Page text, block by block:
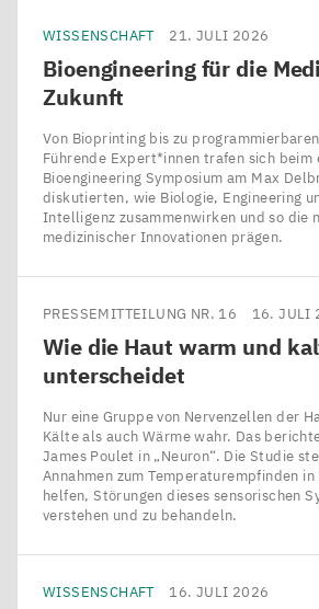
WISSENSCHAFT 21. JULI 2026
Bioengineering für die
Zukunft
Von Bioprinting bis zu
Führende Expert*innen trafen sich beim
Bioengineering Symposium am Max
diskutierten, wie Biologie, Engineering
Intelligenz zusammenwirken und so die
medizinischer Innovationen prägen.
PRESSEMITTEILUNG NR. 16 16. JULI
Wie die Haut warm und
unterscheidet
Nur eine Gruppe von Nervenzellen der
Kälte als auch Wärme wahr. Das
James Poulet in ​„Neuron“. Die Studie
Annahmen zum Temperaturempfinden
helfen, Störungen dieses sensorischen
verstehen und zu behandeln.
WISSENSCHAFT 16. JULI 2026